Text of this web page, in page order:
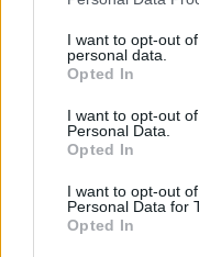
not limited to your visit
grant or deny consent
use your data for
consent section.
I want to opt-out
personal data.
Opted In
I want to opt-out
Personal Data.
Opted In
I want to opt-out
Personal Data for
Opted In
EURÓPA
EP-VÁLASZTÁS #
KOVÁCS GERGELY
VÁLASZTÁS #MA